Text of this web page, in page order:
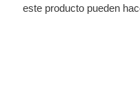
este producto pueden